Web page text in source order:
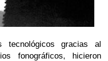
gracias al
fonográficos, hicieron